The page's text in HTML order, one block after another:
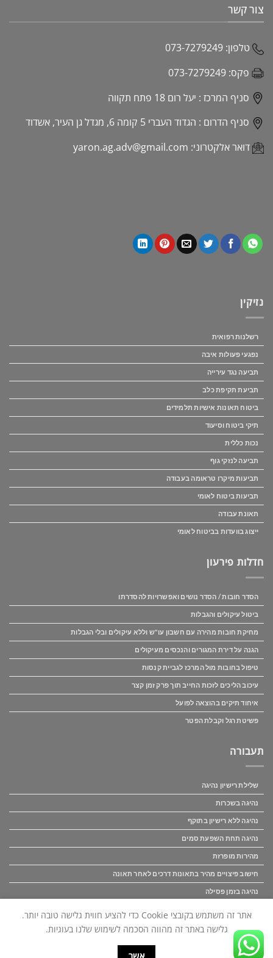
צור קשר
טלפון: 073-7279249
פקס: 073-7279249
סניף המרכז : יעל רום 18 פתח תקווה
סניף הדרום : הגדוד העברי 5 קומה 6, מגדל גן העיר, אשדוד
דואר אלקטרוני: yaron.ag.adv@gmail.com
נזיקין
רשלנות רפואית
נפגעי פעולות איבה
תביעה נגד עירייה
תביעת תקיפת כלב
ביטוח תאונות אישיות תלמידים
תיקי ביטוח וסיעוד
נכות כללית
תביעה לנזקי גוף
תביעות מיקרו טראומה בעבודה
תביעות ביטוח לאומי
תאונת עבודה
ייצוג בוועדות בביטוח לאומי
חדלות פירעון
הסדר חובות / הסדר נושים ואפשרויות להסדרתו
ביטול עיקולים והגבלות
מחיקת חובות מהירה עם חשבון עו"ש וללא עיקולים ובלי הגבלות
הגנה על דירת המגורים והנכסים מעיקולים
טיפול בחובות מול המרכז לגביית קנסות
עיכוב הליכים לזכות החייב תוך פרק זמן קצר
איחוד תיקים בהוצאה לפועל
פשיטת רגל וקבלת הפטר
תעבורה
שלילת רישיון נהיגה
נהיגה בשכרות
נהיגה ללא רישיון בתוקף
נהיגה תחת השפעת סמים
מהירות מופרזת
חישוב פיצויים מהיר בתאונות דרכים לאחר תאונה
נהיגה בזמן פסילה
אתר זה משתמש בקובצי Cookie כדי להציע חווית גלישה טובה יותר.
גלישה באתר זה מהווה הסכמה לשימוש שלנו בעוגיות.